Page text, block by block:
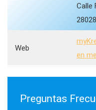
Calle
Web
en
Preguntas